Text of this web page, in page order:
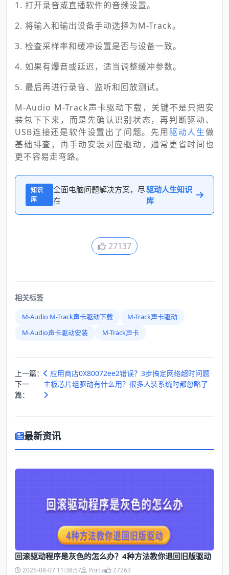
1. 打开录音或直播软件的音频设置。
2. 将输入和输出设备手动选择为M-Track。
3. 检查采样率和缓冲设置是否与设备一致。
4. 如果有爆音或延迟，适当调整缓冲参数。
5. 最后再进行录音、监听和回放测试。
M-Audio M-Track声卡驱动下载，关键不是只把安
装包下下来，而是先确认识别状态，再判断驱动、
USB连接还是软件设置出了问题。先用驱动人生做
基础排查，再手动安装对应驱动，通常更省时间也
更不容易走弯路。
知识
库
全面电脑问题解决方案，尽
在
驱动人生知识
库
27137
相关标签
M-Audio M-Track声卡驱动下载
M-Track声卡驱动
M-Audio声卡驱动安装
M-Track声卡
上一篇：
应用商店0X80072ee2错误？3步搞定网络超时问题
下一
篇：
主板芯片组驱动有什么用？很多人装系统时都忽略了
最新资讯
回滚驱动程序是灰色的怎么办？4种方法教你退回旧版驱动
2026-08-07 11:38:57 Portia 27263